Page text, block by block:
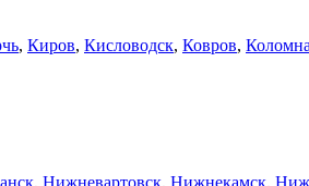
, Киров, Кисловодск, Ковров, Коломна